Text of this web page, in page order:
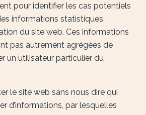
pour identifier les cas potentiels
informations statistiques
du site web. Ces informations
pas autrement agrégées de
un utilisateur particulier du
le site web sans nous dire qui
d’informations, par lesquelles